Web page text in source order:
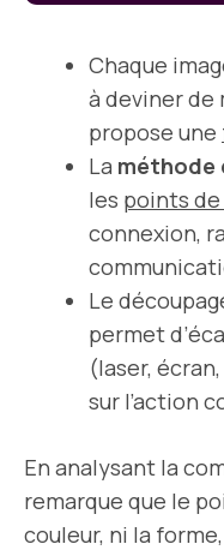
Chaque
à deviner de
propose une
La méthode
les points
connexion,
Le
permet
(laser,
sur l’action
En analysant la
remarque que le
couleur, ni la